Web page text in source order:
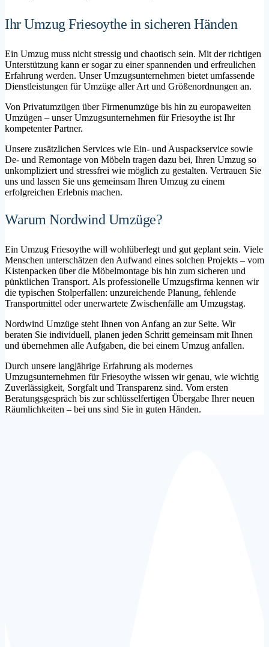
Ihr Umzug Friesoythe in sicheren Händen
Ein Umzug muss nicht stressig und chaotisch sein. Mit der richtigen
Unterstützung kann er sogar zu einer spannenden und erfreulichen
Erfahrung werden. Unser Umzugsunternehmen bietet umfassende
Dienstleistungen für Umzüge aller Art und Größenordnungen an.
Von Privatumzügen über Firmenumzüge bis hin zu europaweiten
Umzügen – unser Umzugsunternehmen für Friesoythe ist Ihr
kompetenter Partner.
Unsere zusätzlichen Services wie Ein- und Auspackservice sowie
De- und Remontage von Möbeln tragen dazu bei, Ihren Umzug so
unkompliziert und stressfrei wie möglich zu gestalten. Vertrauen Sie
uns und lassen Sie uns gemeinsam Ihren Umzug zu einem
erfolgreichen Erlebnis machen.
Warum Nordwind Umzüge?
Ein Umzug Friesoythe will wohlüberlegt und gut geplant sein. Viele
Menschen unterschätzen den Aufwand eines solchen Projekts – vom
Kistenpacken über die Möbelmontage bis hin zum sicheren und
pünktlichen Transport. Als professionelle Umzugsfirma kennen wir
die typischen Stolperfallen: unzureichende Planung, fehlende
Transportmittel oder unerwartete Zwischenfälle am Umzugstag.
Nordwind Umzüge steht Ihnen von Anfang an zur Seite. Wir
beraten Sie individuell, planen jeden Schritt gemeinsam mit Ihnen
und übernehmen alle Aufgaben, die bei einem Umzug anfallen.
Durch unsere langjährige Erfahrung als modernes
Umzugsunternehmen für Friesoythe wissen wir genau, wie wichtig
Zuverlässigkeit, Sorgfalt und Transparenz sind. Vom ersten
Beratungsgespräch bis zur schlüsselfertigen Übergabe Ihrer neuen
Räumlichkeiten – bei uns sind Sie in guten Händen.